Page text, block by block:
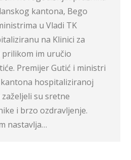
kantona, Bego
u Vladi TK
na Klinici za
im uručio
Premijer Gutić i ministri
hospitaliziranoj
su sretne
i brzo ozdravljenje.
nastavlja…